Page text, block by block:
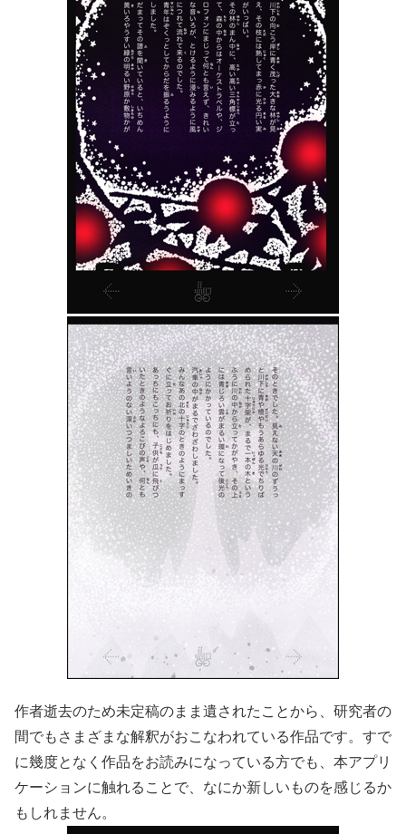
作者逝去のため未定稿のまま遺されたことから、研究者の
間でもさまざまな解釈がおこなわれている作品です。すで
に幾度となく作品をお読みになっている方でも、本アプリ
ケーションに触れることで、なにか新しいものを感じるか
もしれません。